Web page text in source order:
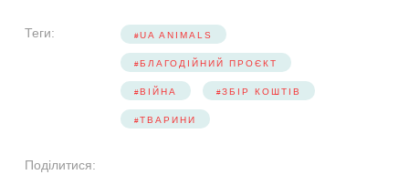
Теги: UA ANIMALS
БЛАГОДІЙНИЙ ПРОЄКТ
ВІЙНА ЗБІР КОШТІВ
ТВАРИНИ
Поділитися: